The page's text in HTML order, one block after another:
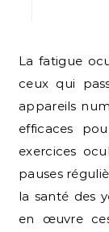
La fatigue oculaire est un problème courant pour
ceux qui
appareils
efficaces
exercices
pauses
la santé des
en œuvre